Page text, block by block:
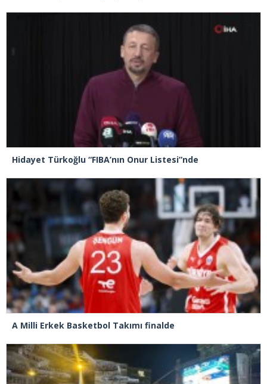
Hidayet Türkoğlu “FIBA’nın Onur Listesi”nde
A Milli Erkek Basketbol Takımı finalde